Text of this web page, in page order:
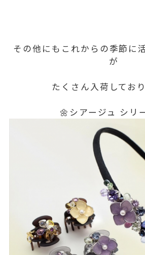
その他にもこれからの季節に
が
たくさん入荷してお
🌼シアージュ シリ